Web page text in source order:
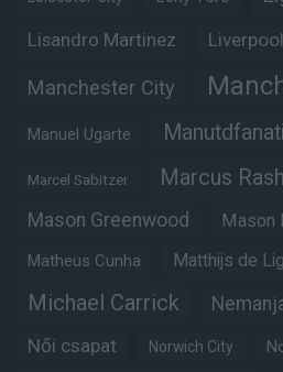
Lisandro Martinez Liverpool
Manchester City
Manuel Ugarte
Marcel Sabitzer Marcus
Mason Greenwood Mason
Matheus Cunha Matthijs de
Michael Carrick
Női csapat Norwich City